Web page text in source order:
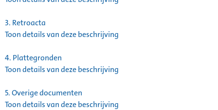
3. Retroacta
Toon details van deze beschrijving
4. Plattegronden
Toon details van deze beschrijving
5.Overige documenten
Toon details van deze beschrijving